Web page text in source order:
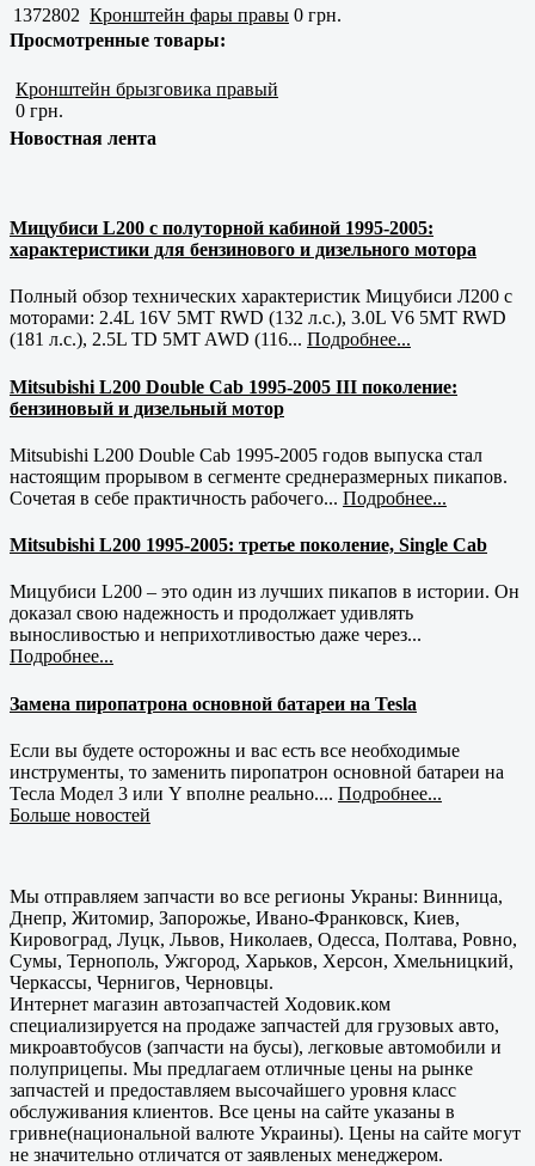
1372802 Кронштейн фары правы 0 грн.
Просмотренные товары:
Кронштейн брызговика правый
0 грн.
Новостная лента
Мицубиси L200 с полуторной кабиной 1995-2005:
характеристики для бензинового и дизельного мотора
Полный обзор технических характеристик Мицубиси Л200 с
моторами: 2.4L 16V 5MT RWD (132 л.с.), 3.0L V6 5MT RWD
(181 л.с.), 2.5L TD 5MT AWD (116... Подробнее...
Mitsubishi L200 Double Cab 1995-2005 III поколение:
бензиновый и дизельный мотор
Mitsubishi L200 Double Cab 1995-2005 годов выпуска стал
настоящим прорывом в сегменте среднеразмерных пикапов.
Сочетая в себе практичность рабочего... Подробнее...
Mitsubishi L200 1995-2005: третье поколение, Single Cab
Мицубиси L200 – это один из лучших пикапов в истории. Он
доказал свою надежность и продолжает удивлять
выносливостью и неприхотливостью даже через...
Подробнее...
Замена пиропатрона основной батареи на Tesla
Если вы будете осторожны и вас есть все необходимые
инструменты, то заменить пиропатрон основной батареи на
Тесла Модел 3 или Y вполне реально.... Подробнее...
Больше новостей
Мы отправляем запчасти во все регионы Украны: Винница,
Днепр, Житомир, Запорожье, Ивано-Франковск, Киев,
Кировоград, Луцк, Львов, Николаев, Одесса, Полтава, Ровно,
Сумы, Тернополь, Ужгород, Харьков, Херсон, Хмельницкий,
Черкассы, Чернигов, Черновцы.
Интернет магазин автозапчастей Ходовик.ком
специализируется на продаже запчастей для грузовых авто,
микроавтобусов (запчасти на бусы), легковые автомобили и
полуприцепы. Мы предлагаем отличные цены на рынке
запчастей и предоставляем высочайшего уровня класс
обслуживания клиентов. Все цены на сайте указаны в
гривне(национальной валюте Украины). Цены на сайте могут
не значительно отличатся от заявленых менеджером.